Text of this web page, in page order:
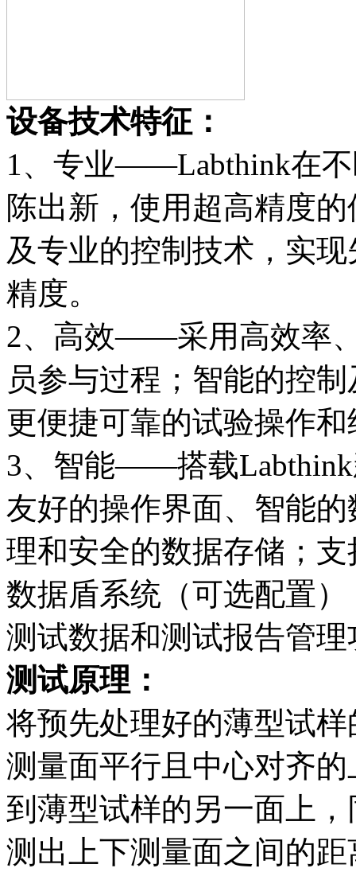
设备技术特征：
1、专业——Labthink在不
陈出新，使用超高精度
及专业的控制技术，实
精度。
2、高效——采用高效率
员参与过程；智能的控
更便捷可靠的试验操作
3、智能——搭载Labthink
友好的操作界面、智能
理和安全的数据存储；支
数据盾系统（可选配置
测试数据和测试报告管理
测试原理：
将预先处理好的薄型试
测量面平行且中心对齐
到薄型试样的另一面上
测出上下测量面之间的